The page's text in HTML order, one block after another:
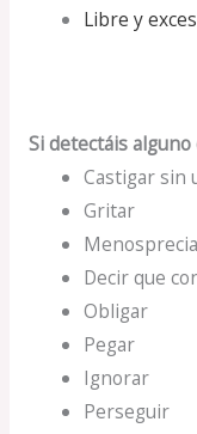
Libre y
Si detectáis
Castigar sin
Gritar
Decir que
Obligar
Pegar
Ignorar
Perseguir